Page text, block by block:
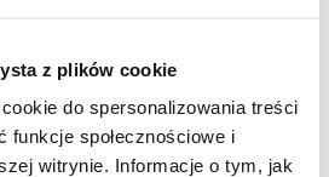
z plików cookie
do spersonalizowania treści
funkcje społecznościowe i
witrynie. Informacje o tym, jak